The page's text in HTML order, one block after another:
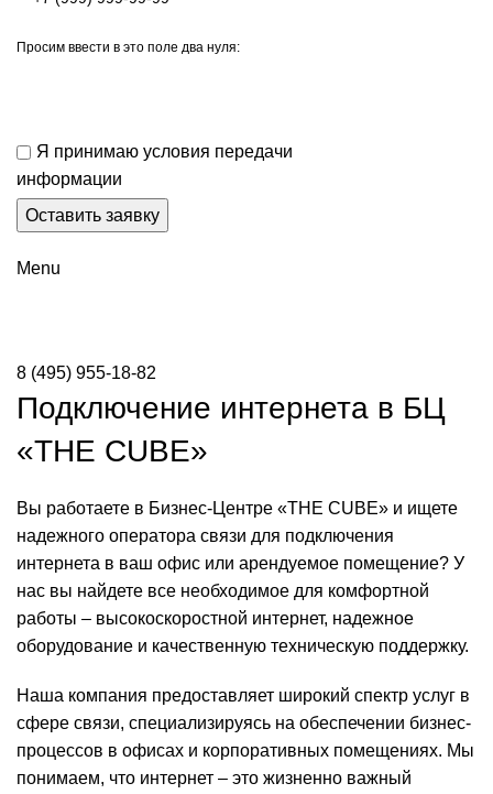
Просим ввести в это поле два нуля:
Я принимаю условия передачи
информации
Menu
8 (495) 955-18-82
Подключение интернета в БЦ
«THE CUBE»
Вы работаете в Бизнес-Центре «THE CUBE» и ищете
надежного оператора связи для подключения
интернета в ваш офис или арендуемое помещение? У
нас вы найдете все необходимое для комфортной
работы – высокоскоростной интернет, надежное
оборудование и качественную техническую поддержку.
Наша компания предоставляет широкий спектр услуг в
сфере связи, специализируясь на обеспечении бизнес-
процессов в офисах и корпоративных помещениях. Мы
понимаем, что интернет – это жизненно важный